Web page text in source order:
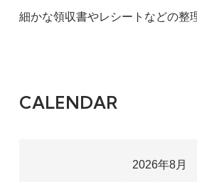
細かな領収書やレシートなどの整
CALENDAR
2026年8月